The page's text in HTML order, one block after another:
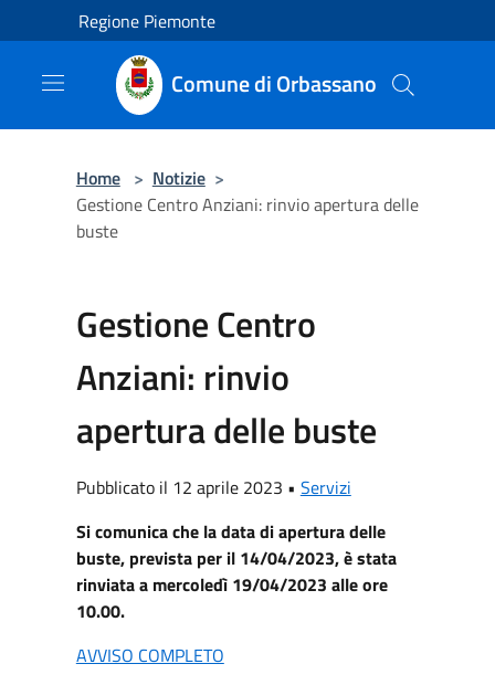
Salta al contenuto principale
Regione Piemonte
Comune di Orbassano
Home > Notizie >
Gestione Centro Anziani: rinvio apertura delle
buste
Gestione Centro
Anziani: rinvio
apertura delle buste
Pubblicato il 12 aprile 2023 • Servizi
Si comunica che la data di apertura delle
buste, prevista per il 14/04/2023, è stata
rinviata a mercoledì 19/04/2023 alle ore
10.00.
AVVISO COMPLETO